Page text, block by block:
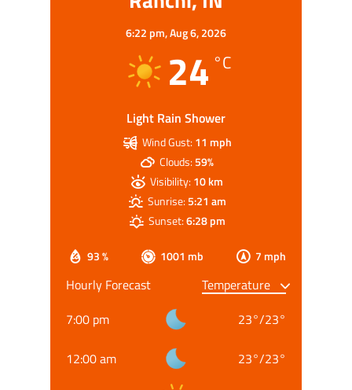
6:22 pm,Aug 6, 2026
24 °C
Light Rain Shower
93 % 1001 mb 7 mph
Wind Gust: 11 mph
Clouds:59%
Visibility:10 km
Sunrise:5:21 am
Sunset:6:28 pm
Hourly Forecast
7:00 pm
23°/23°
12:00 am 23°/23°